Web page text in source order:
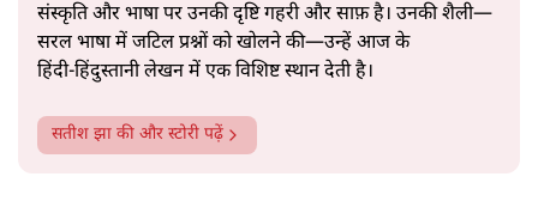
संस्कृति और भाषा पर उनकी दृष्टि गहरी और साफ़ है। उनकी शैली—
सरल भाषा में जटिल प्रश्नों को खोलने की—उन्हें आज के
हिंदी‑हिंदुस्तानी लेखन में एक विशिष्ट स्थान देती है।
सतीश झा की और स्टोरी पढ़ें